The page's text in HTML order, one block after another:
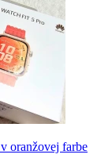
oranžovej farbe